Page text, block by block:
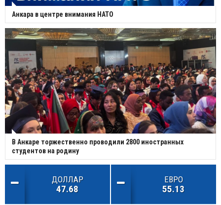
Анкара в центре внимания НАТО
В Анкаре торжественно проводили 2800 иностранных
студентов на родину
ДОЛЛАР
47.68
ЕВРО
55.13